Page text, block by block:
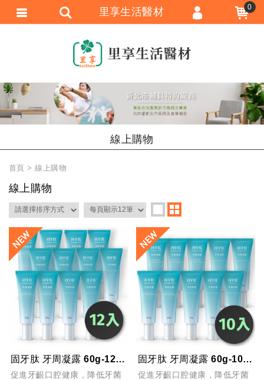
線上購物
首頁 線上購物
線上購物
固牙肽 牙周凝露 60g-12入 台灣製 口腔保健 牙齦護理 專利胜肽+SGS檢...
促進牙齦口腔健康，降低牙菌
固牙肽 牙周凝露 60g-10入 台灣製 口腔保健 牙齦護理 專利胜肽+SGS檢...
促進牙齦口腔健康，降低牙菌
里享生活醫材 0
會員註冊
忘記密碼
訂單查詢
匯款通知